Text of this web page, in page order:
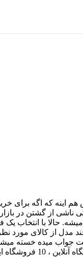
اینه که اگه برای
از گشتن در بازار
حالا با انتخاب یک
مدل از کالای
جواب میده خسته
بهت معرفی کنم.